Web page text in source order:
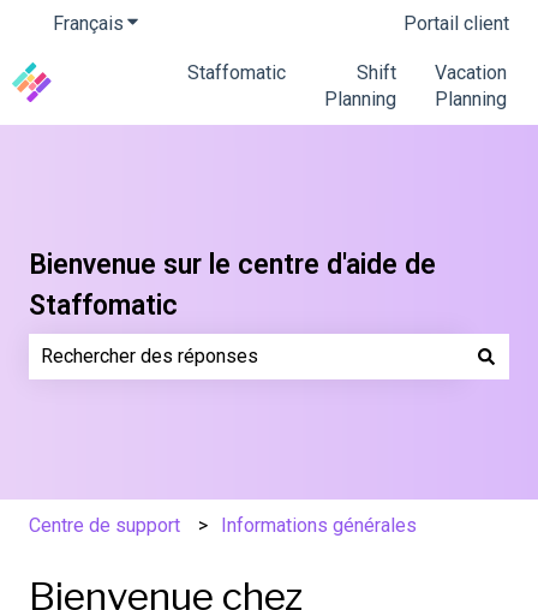
Français Afficher le sous-menu pour les traductions
Portail client
Staffomatic
Shift
Planning
Vacation
Planning
Bienvenue sur le centre d'aide de
Staffomatic
Centre de support Informations générales
Bienvenue chez